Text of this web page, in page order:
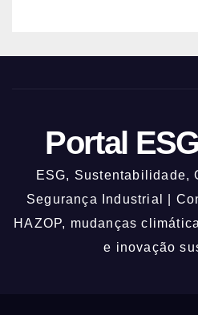
Portal
ESG, Sustentabilidade,
Segurança Industrial |
HAZOP, mudanças
e inovação